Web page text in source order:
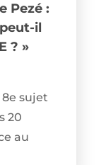
Pezé :
il
? »
sujet
20
au